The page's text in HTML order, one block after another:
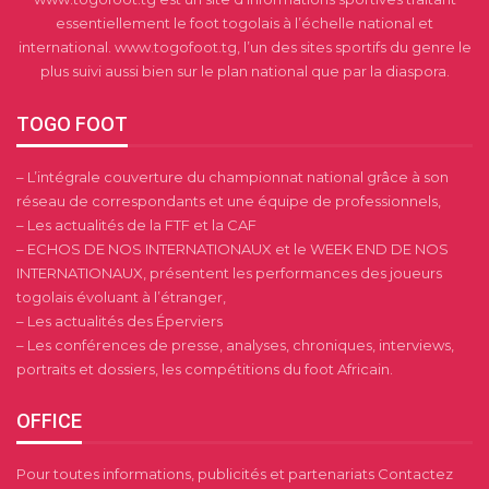
essentiellement le foot togolais à l’échelle national et
international. www.togofoot.tg, l’un des sites sportifs du genre le
plus suivi aussi bien sur le plan national que par la diaspora.
TOGO FOOT
– L’intégrale couverture du championnat national grâce à son
réseau de correspondants et une équipe de professionnels,
– Les actualités de la FTF et la CAF
– ECHOS DE NOS INTERNATIONAUX et le WEEK END DE NOS
INTERNATIONAUX, présentent les performances des joueurs
togolais évoluant à l’étranger,
– Les actualités des Éperviers
– Les conférences de presse, analyses, chroniques, interviews,
portraits et dossiers, les compétitions du foot Africain.
OFFICE
Pour toutes informations, publicités et partenariats Contactez